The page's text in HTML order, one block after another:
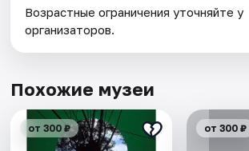
Возрастные ограничения уточняйте у
организаторов.
Похожие музеи
от 300 ₽ от 300 ₽